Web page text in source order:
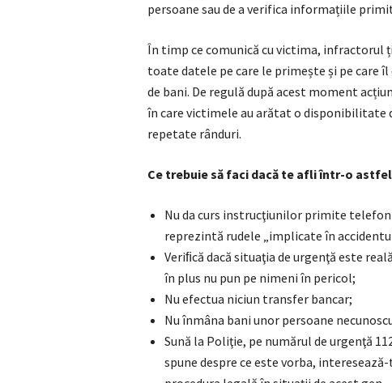
persoane sau de a verifica informațiile
În timp ce comunică cu victima, infractorul
toate datele pe care le primește și pe care
de bani. De regulă după acest moment
în care victimele au arătat o
repetate rânduri.
Ce trebuie să faci dacă te afli într-o
Nu da curs instrucţiunilor primite
reprezintă rudele „implicate în
Veriﬁcă dacă situaţia de urgenţă este
în plus nu pun pe nimeni în pericol;
Nu efectua niciun transfer bancar;
Nu înmâna bani unor persoane
Sună la Poliţie, pe numărul de urgenţă
spune despre ce este vorba,